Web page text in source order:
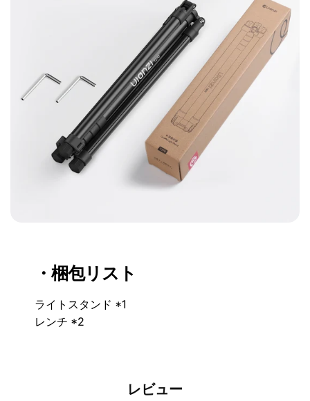
・梱包リスト
ライトスタンド *1
レンチ *2
レビュー